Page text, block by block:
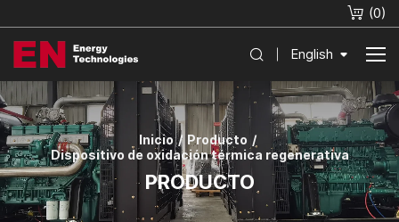
(0)
English
Inicio
Producto
Dispositivo de oxidación térmica regenerativa
PRODUCTO